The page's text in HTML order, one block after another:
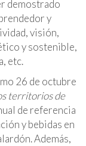
demostrado
y
visión,
y sostenible,
etc.
26 de octubre
territorios de
de referencia
y bebidas en
Además,